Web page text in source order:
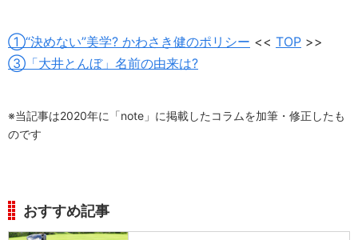
①“決めない”美学? かわさき健のポリシー << TOP >>
③「大井とんぼ」名前の由来は?
※当記事は2020年に「note」に掲載したコラムを加筆・修正したも
のです
おすすめ記事